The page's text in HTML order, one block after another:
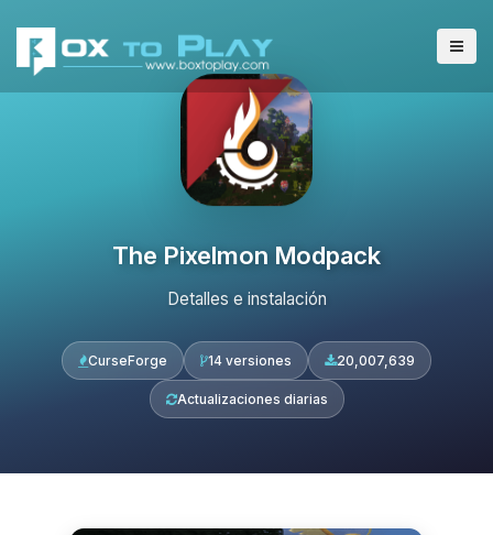
The Pixelmon Modpack
Detalles e instalación
CurseForge 14 versiones 20,007,639
Actualizaciones diarias